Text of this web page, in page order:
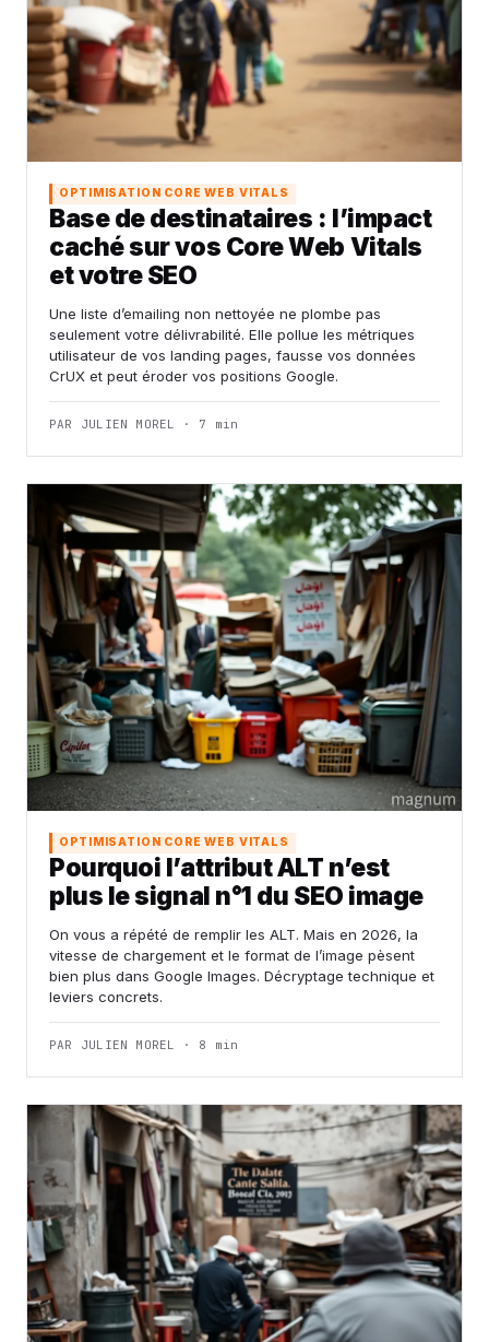
OPTIMISATION CORE WEB VITALS
Base de destinataires : l’impact
caché sur vos Core Web Vitals
et votre SEO
Une liste d’emailing non nettoyée ne plombe pas
seulement votre délivrabilité. Elle pollue les métriques
utilisateur de vos landing pages, fausse vos données
CrUX et peut éroder vos positions Google.
PAR JULIEN MOREL · 7 min
OPTIMISATION CORE WEB VITALS
Pourquoi l’attribut ALT n’est
plus le signal n°1 du SEO image
On vous a répété de remplir les ALT. Mais en 2026, la
vitesse de chargement et le format de l’image pèsent
bien plus dans Google Images. Décryptage technique et
leviers concrets.
PAR JULIEN MOREL · 8 min